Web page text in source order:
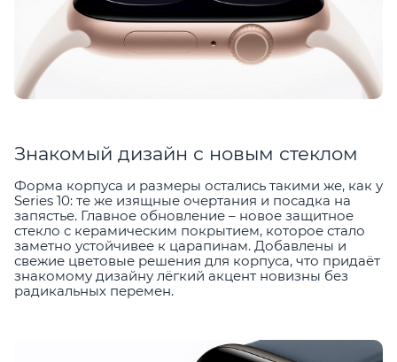
Знакомый дизайн с новым стеклом
Форма корпуса и размеры остались такими же, как у
Series 10: те же изящные очертания и посадка на
запястье. Главное обновление – новое защитное
стекло с керамическим покрытием, которое стало
заметно устойчивее к царапинам. Добавлены и
свежие цветовые решения для корпуса, что придаёт
знакомому дизайну лёгкий акцент новизны без
радикальных перемен.